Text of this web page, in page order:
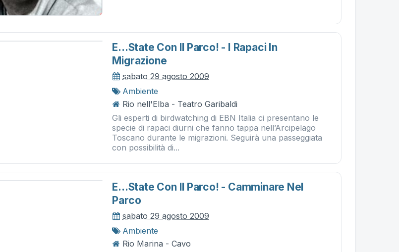
E...state Con Il Parco! - I Rapaci In
Migrazione
sabato 29 agosto 2009
Ambiente
Rio nell'Elba - Teatro Garibaldi
Gli esperti di birdwatching di EBN Italia ci presentano le
specie di rapaci diurni che fanno tappa nell’Arcipelago
Toscano durante le migrazioni. Seguirà una passeggiata
con possibilità di...
E...state Con Il Parco! - Camminare Nel
Parco
sabato 29 agosto 2009
Ambiente
Rio Marina - Cavo